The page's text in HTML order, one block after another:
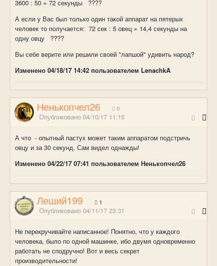
3600 : 50 = 72 секунды ????
А если у Вас был только один такой аппарат на пятерых
человек то получается: 72 сек : 5 овец = 14,4 секунды на
одну овцу ????
Вы себе верите или решили своей "лапшой" удивить народ?
Изменено 04/18/17 14:42 пользователем LenachkA
Ненькопчел26 0
Опубликовано 04/10/17 11:15
А что - опытный пастух может таким аппаратом подстричь
овцу и за 30 секунд. Сам видел однажды!
Изменено 04/22/17 07:41 пользователем Ненькопчел26
Леший199 1
Опубликовано 04/11/17 23:31
Не перекручивайте написанное! Понятно, что у каждого
человека, было по одной машинке, ибо двумя одновременно
работать не сподручно! Вот и весь секрет
производительности!